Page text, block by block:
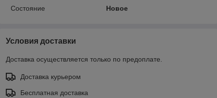
Состояние
Новое
Условия доставки
Доставка осуществляется только по предоплате.
Доставка курьером
Бесплатная доставка